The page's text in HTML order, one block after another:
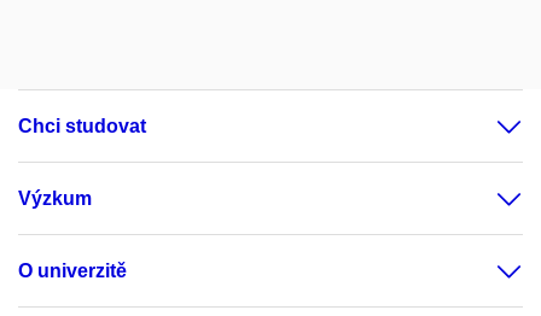
Chci studovat
Výzkum
O univerzitě